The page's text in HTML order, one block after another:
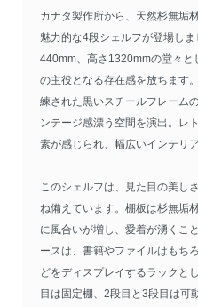
カナタ製作所から、天然杉無垢
魅力的な4段シェルフが登場し
440mm、高さ1320mmの堂々と
の主役となる存在感を放ちます
練された黒いスチールフレーム
ンテージ感漂う空間を演出。レ
素が感じられ、幅広いインテリ
このシェルフは、見た目の美し
ね備えています。棚板は杉無垢
に風合いが増し、愛着が湧くこ
ースは、書籍やファイルはもち
どをディスプレイするラックと
目は固定棚、2段目と3段目は可